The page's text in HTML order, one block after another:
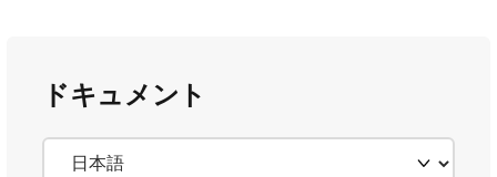
ドキュメント